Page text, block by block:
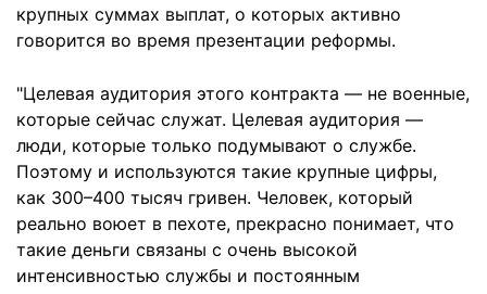
крупных суммах выплат, о которых активно
говорится во время презентации реформы.
"Целевая аудитория этого контракта — не военные,
которые сейчас служат. Целевая аудитория —
люди, которые только подумывают о службе.
Поэтому и используются такие крупные цифры,
как 300–400 тысяч гривен. Человек, который
реально воюет в пехоте, прекрасно понимает, что
такие деньги связаны с очень высокой
интенсивностью службы и постоянным